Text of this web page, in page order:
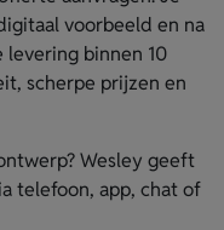
voorbeeld en na
levering binnen 10
scherpe prijzen en
Wesley geeft
telefoon, app, chat of